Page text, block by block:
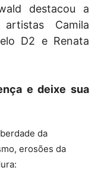
destacou a
Camila
D2 e Renata
e deixe sua
da
erosões da